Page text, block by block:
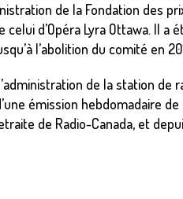
de la Fondation des
d’Opéra Lyra Ottawa. Il
l’abolition du comité en
de la station
émission hebdomadaire
de Radio-Canada, et